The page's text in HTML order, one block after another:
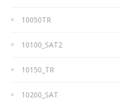
10050TR
10100_SAT2
10150_TR
10200_SAT